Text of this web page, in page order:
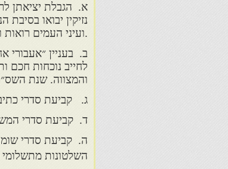
א. הגבלת יציאתן
נזיקין יבואו
.ועיני העמים
ב. בעניין ״אעבורי
לחייב נוכחות חכם
והמצווה. שנת
ג. קביעת סדרי
ד. קביעת סדרי
ה. קביעת סדרי
השלטונות